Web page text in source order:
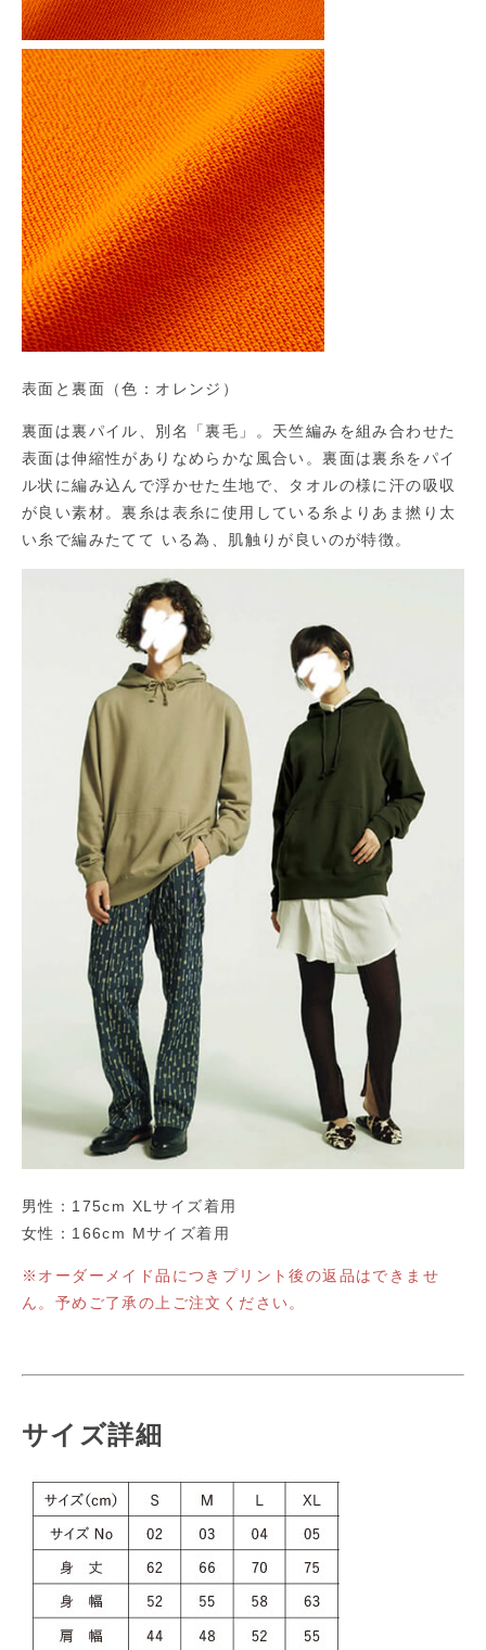
表面と裏面（色：オレンジ）
裏面は裏パイル、別名「裏毛」。天竺編みを組み合わせた
表面は伸縮性がありなめらかな風合い。裏面は裏糸をパイ
ル状に編み込んで浮かせた生地で、タオルの様に汗の吸収
が良い素材。裏糸は表糸に使用している糸よりあま撚り太
い糸で編みたてて いる為、肌触りが良いのが特徴。
男性：175cm XLサイズ着用
女性：166cm Mサイズ着用
※オーダーメイド品につきプリント後の返品はできませ
ん。予めご了承の上ご注文ください。
サイズ詳細